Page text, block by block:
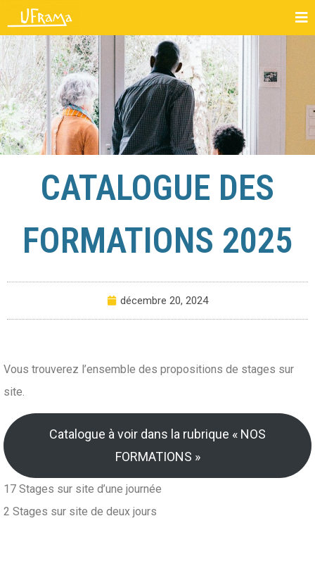
CATALOGUE DES
FORMATIONS 2025
décembre 20, 2024
Vous trouverez l’ensemble des propositions de stages sur
site.
Catalogue à voir dans la rubrique « NOS
FORMATIONS »
17 Stages sur site d’une journée
2 Stages sur site de deux jours